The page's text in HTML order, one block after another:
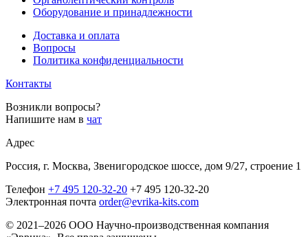
Оборудование и принадлежности
Доставка и оплата
Вопросы
Политика конфиденциальности
Контакты
Возникли вопросы?
Напишите нам в чат
Адрес
Россия, г. Москва, Звенигородское шоссе, дом 9/27, строение 1
Телефон +7 495 120-32-20 +7 495 120-32-20
Электронная почта order@evrika-kits.com
© 2021–2026 ООО Научно-производственная компания